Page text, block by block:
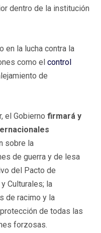
dentro de la institución
en la lucha contra la
como el control
de
el Gobierno firmará y
sobre la
de guerra y de lesa
del Pacto de
Culturales; la
de racimo y la
de todas las
forzosas.